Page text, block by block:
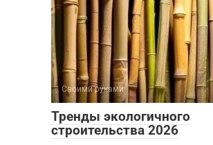
Своими руками
Тренды экологичного
строительства 2026